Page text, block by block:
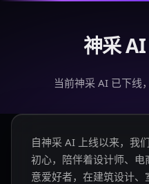
神采
当前神采 AI 已下线
自神采 AI 上线以来，我
初心，陪伴着设计师、
意爱好者，在建筑设计